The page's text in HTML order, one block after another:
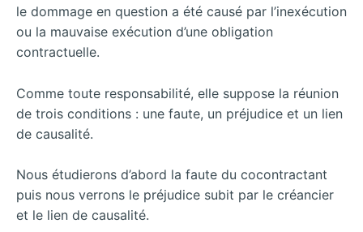
le dommage en question a été causé par l’inexécution
ou la mauvaise exécution d’une obligation
contractuelle.
Comme toute responsabilité, elle suppose la réunion
de trois conditions : une faute, un préjudice et un lien
de causalité.
Nous étudierons d’abord la faute du cocontractant
puis nous verrons le préjudice subit par le créancier
et le lien de causalité.